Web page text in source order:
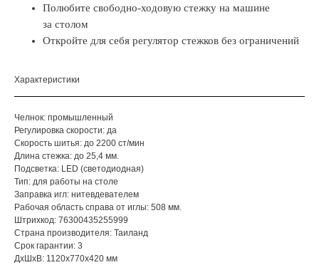
Полюбите свободно-ходовую стежку на машине
за столом
Откройте для себя регулятор стежков без ограничений
Характеристики
Челнок: промышленный
Регулировка скорости: да
Скорость шитья: до 2200 ст/мин
Длина стежка: до 25,4 мм.
Подсветка: LED (светодиодная)
Тип: для работы на столе
Заправка игл: нитевдевателем
Рабочая область справа от иглы: 508 мм.
Штрихкод: 76300435255999
Страна производителя: Таиланд
Срок гарантии: 3
ДxШxВ: 1120x770x420 мм